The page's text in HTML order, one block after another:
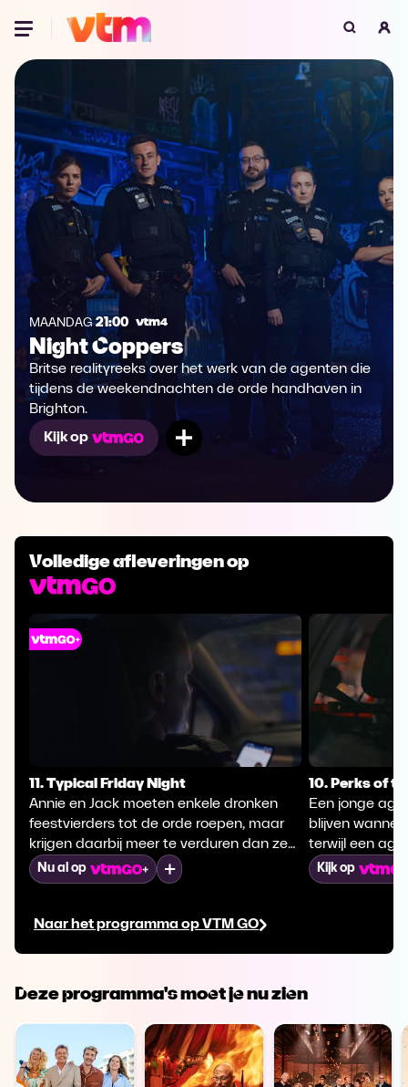
Voor je onze programma's gaat ontdekken,
best je browser updaten of hieronder één
van de ondersteunde browsers
downloaden.
Google Chrome Download
Firefox Download
Safari Download
Microsoft Edge Download
Opera Download
MAANDAG21:00
Night Coppers
Britse realityreeks over het werk van de agenten die
tijdens de weekendnachten de orde handhaven in
Brighton.
Kijk op
Mijn lijst
Volledige afleveringen op
Naar het programma op VTM GO
11. Typical Friday Night
Annie en Jack moeten enkele dronken
feestvierders tot de orde roepen, maar
krijgen daarbij meer te verduren dan ze
hadden verwacht.
Nu al op
10. Perks of
Een jonge
blijven
terwijl een
jongeren met
door houdt
Kijk op
Deze programma's moet je nu zien